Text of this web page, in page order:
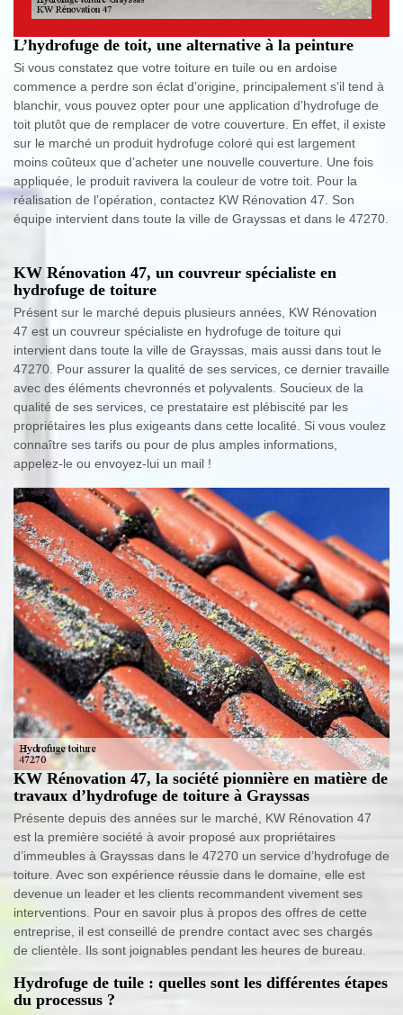
L’hydrofuge de toit, une alternative à la peinture
Si vous constatez que votre toiture en tuile ou en ardoise
commence a perdre son éclat d’origine, principalement s’il tend à
blanchir, vous pouvez opter pour une application d’hydrofuge de
toit plutôt que de remplacer de votre couverture. En effet, il existe
sur le marché un produit hydrofuge coloré qui est largement
moins coûteux que d’acheter une nouvelle couverture. Une fois
appliquée, le produit ravivera la couleur de votre toit. Pour la
réalisation de l’opération, contactez KW Rénovation 47. Son
équipe intervient dans toute la ville de Grayssas et dans le 47270.
KW Rénovation 47, un couvreur spécialiste en
hydrofuge de toiture
Présent sur le marché depuis plusieurs années, KW Rénovation
47 est un couvreur spécialiste en hydrofuge de toiture qui
intervient dans toute la ville de Grayssas, mais aussi dans tout le
47270. Pour assurer la qualité de ses services, ce dernier travaille
avec des éléments chevronnés et polyvalents. Soucieux de la
qualité de ses services, ce prestataire est plébiscité par les
propriétaires les plus exigeants dans cette localité. Si vous voulez
connaître ses tarifs ou pour de plus amples informations,
appelez-le ou envoyez-lui un mail !
KW Rénovation 47, la société pionnière en matière de
travaux d’hydrofuge de toiture à Grayssas
Présente depuis des années sur le marché, KW Rénovation 47
est la première société à avoir proposé aux propriétaires
d’immeubles à Grayssas dans le 47270 un service d’hydrofuge de
toiture. Avec son expérience réussie dans le domaine, elle est
devenue un leader et les clients recommandent vivement ses
interventions. Pour en savoir plus à propos des offres de cette
entreprise, il est conseillé de prendre contact avec ses chargés
de clientèle. Ils sont joignables pendant les heures de bureau.
Hydrofuge de tuile : quelles sont les différentes étapes
du processus ?